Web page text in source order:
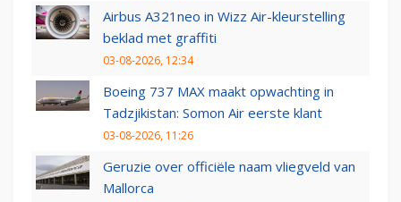
Airbus A321neo in Wizz Air-kleurstelling
beklad met graffiti
03-08-2026, 12:34
Boeing 737 MAX maakt opwachting in
Tadzjikistan: Somon Air eerste klant
03-08-2026, 11:26
Geruzie over officiële naam vliegveld van
Mallorca